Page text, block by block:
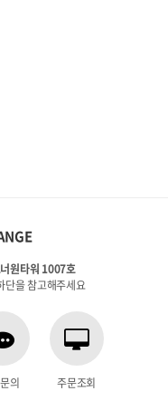
원타워 1007호
단을 참고해주세요
의 주문조회